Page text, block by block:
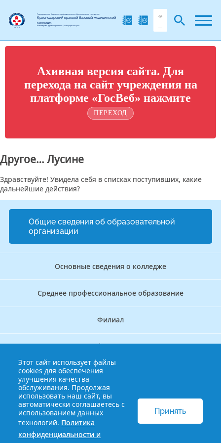
Государственное бюджетное профессиональное образовательное учреждение
Краснодарский краевой базовый медицинский
колледж
Министерства здравоохранения Краснодарского края
Ахивная версия сайта. Для
перехода на сайт учреждения на
платформе «ГосВеб» нажмите
ПЕРЕХОД
Другое… Лусине
Здравствуйте! Увидела себя в списках поступивших, какие
дальнейшие действия?
Общие сведения об образовательной
организации
Основные сведения о колледже
Среднее профессиональное образование
Филиал
Дополнительное профессиональное образование
Аккредитационно — симуляционный центр
Бережливый колледж
© 2013-2021 Краснодарский краевой базовый медицинский
Политика конфиденциальности и обработки
Этот сайт использует файлы
cookies для обеспечения
улучшения качества
обслуживания. Продолжая
использовать наш сайт, вы
автоматически соглашаетесь с
использованием данных
технологий. Политика
конфиденциальности и
Принять